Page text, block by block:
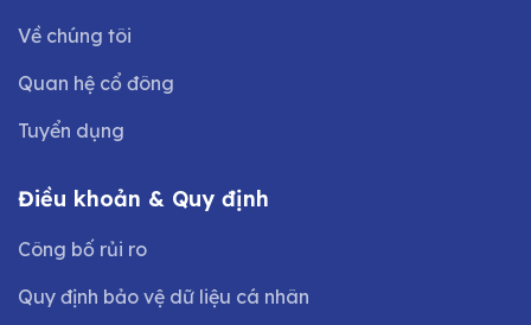
Về chúng tôi
Quan hệ cổ đông
Tuyển dụng
Điều khoản & Quy định
Công bố rủi ro
Quy định bảo vệ dữ liệu cá nhân